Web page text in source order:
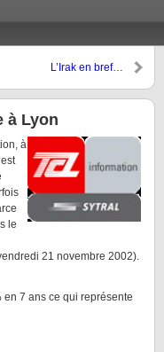
L’Irak en bref…
à Lyon
à
le
21 novembre 2002).
en 7 ans ce qui représente